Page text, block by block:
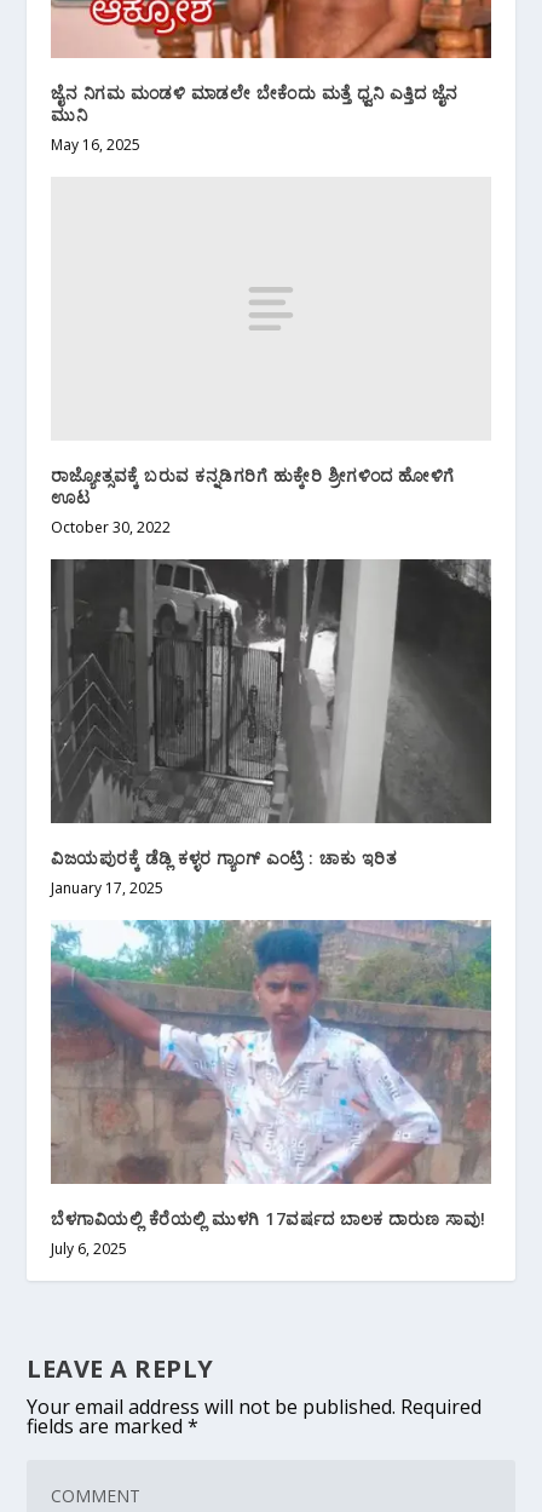
ಜೈನ ನಿಗಮ ಮಂಡಳಿ‌ ಮಾಡಲೇ ಬೇಕೆಂದು‌ ಮತ್ತೆ ಧ್ವನಿ ಎತ್ತಿದ ಜೈನ
ಮುನಿ
May 16, 2025
ರಾಜ್ಯೋತ್ಸವಕ್ಕೆ ಬರುವ ಕನ್ನಡಿಗರಿಗೆ ಹುಕ್ಕೇರಿ ಶ್ರೀಗಳಿಂದ ಹೋಳಿಗೆ
ಊಟ
October 30, 2022
ವಿಜಯಪುರಕ್ಕೆ ಡೆಡ್ಲಿ ಕಳ್ಳರ ಗ್ಯಾಂಗ್ ಎಂಟ್ರಿ : ಚಾಕು ಇರಿತ
January 17, 2025
ಬೆಳಗಾವಿಯಲ್ಲಿ ಕೆರೆಯಲ್ಲಿ ಮುಳಗಿ 17ವರ್ಷದ ಬಾಲಕ ದಾರುಣ ಸಾವು!
July 6, 2025
LEAVE A REPLY
Your email address will not be published. Required
fields are marked*